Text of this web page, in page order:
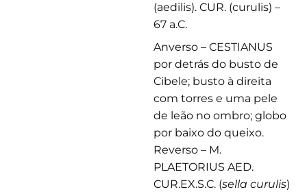
(aedilis). CUR. (curulis) –
67 a.C.
Anverso – CESTIANUS
por detrás do busto de
Cibele; busto à direita
com torres e uma pele
de leão no ombro; globo
por baixo do queixo.
Reverso – M.
PLAETORIUS AED.
CUR.EX.S.C. (sella curulis)